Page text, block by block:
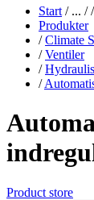
Start /... / /
Produkter
/ Climate
/ Ventiler
/
/
Product store